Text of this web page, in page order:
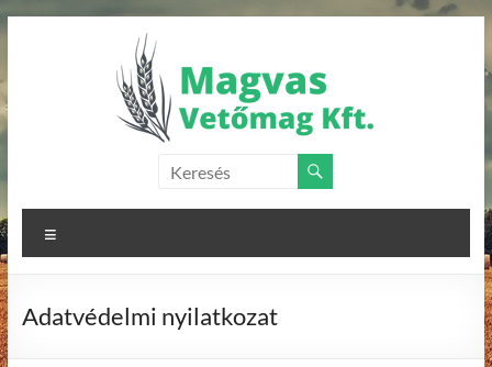
Skip
Vetőmag
Kft.
forgalmazása
Adatvédelmi nyilatkozat